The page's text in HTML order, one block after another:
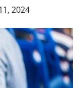
2024